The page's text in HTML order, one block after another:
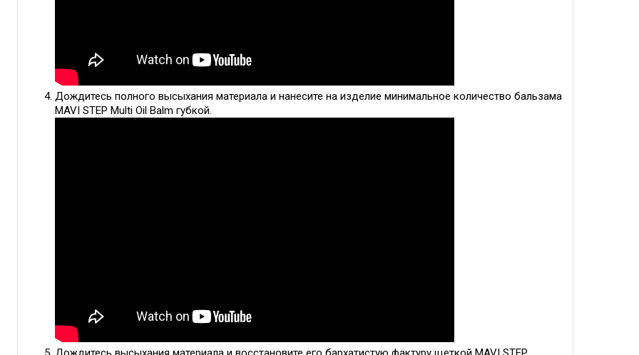
Дождитесь полного высыхания материала и нанесите на изделие минимальное количество бальзама
MAVI STEP Multi Oil Balm губкой.